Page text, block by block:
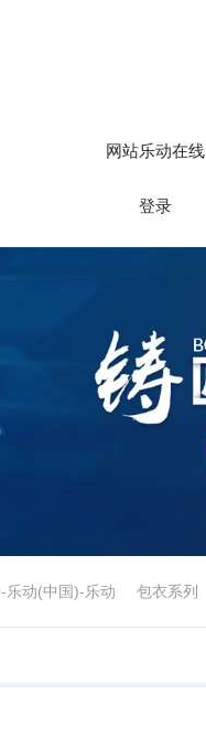
网站乐动在线
登录
乐动(中国)-乐动 包衣系列